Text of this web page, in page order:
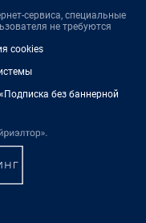
сервиса, специальные
не требуются
cookies
без баннерной